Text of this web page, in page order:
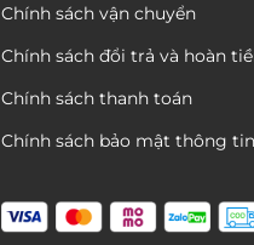
Chính sách vận chuyển
Chính sách đổi trả và hoàn
Chính sách thanh toán
Chính sách bảo mật thông tin